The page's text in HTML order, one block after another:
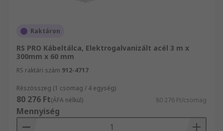
Raktáron
RS PRO Kábeltálca, Elektrogalvanizált acél 3 m x
300mm x 60 mm
RS raktári szám 912-4717
Részösszeg (1 csomag / 4 egység)
80 276 Ft(ÁFA nélkül) 80 276 Ft/csomag
Mennyiség